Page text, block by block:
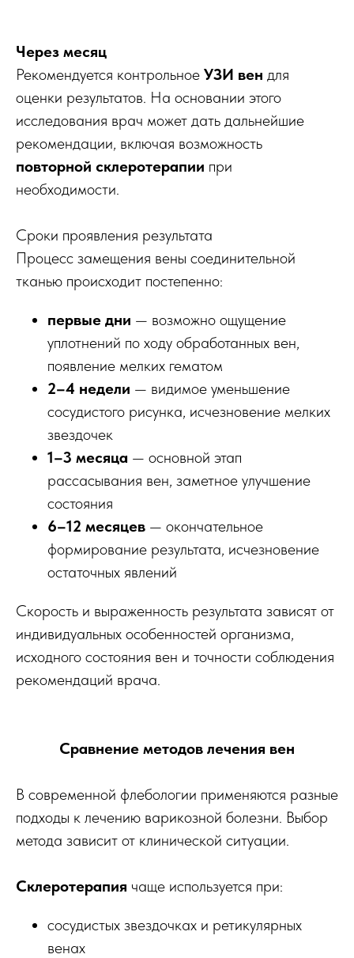
Через месяц
Рекомендуется контрольное УЗИ вен для
оценки результатов. На основании этого
исследования врач может дать дальнейшие
рекомендации, включая возможность
повторной склеротерапии при
необходимости.
Сроки проявления результата
Процесс замещения вены соединительной
тканью происходит постепенно:
первые дни — возможно ощущение
уплотнений по ходу обработанных вен,
появление мелких гематом
2–4 недели — видимое уменьшение
сосудистого рисунка, исчезновение мелких
звездочек
1–3 месяца — основной этап
рассасывания вен, заметное улучшение
состояния
6–12 месяцев — окончательное
формирование результата, исчезновение
остаточных явлений
Скорость и выраженность результата зависят от
индивидуальных особенностей организма,
исходного состояния вен и точности соблюдения
рекомендаций врача.
Сравнение методов лечения вен
В современной флебологии применяются разные
подходы к лечению варикозной болезни. Выбор
метода зависит от клинической ситуации.
Склеротерапия чаще используется при:
сосудистых звездочках и ретикулярных
венах